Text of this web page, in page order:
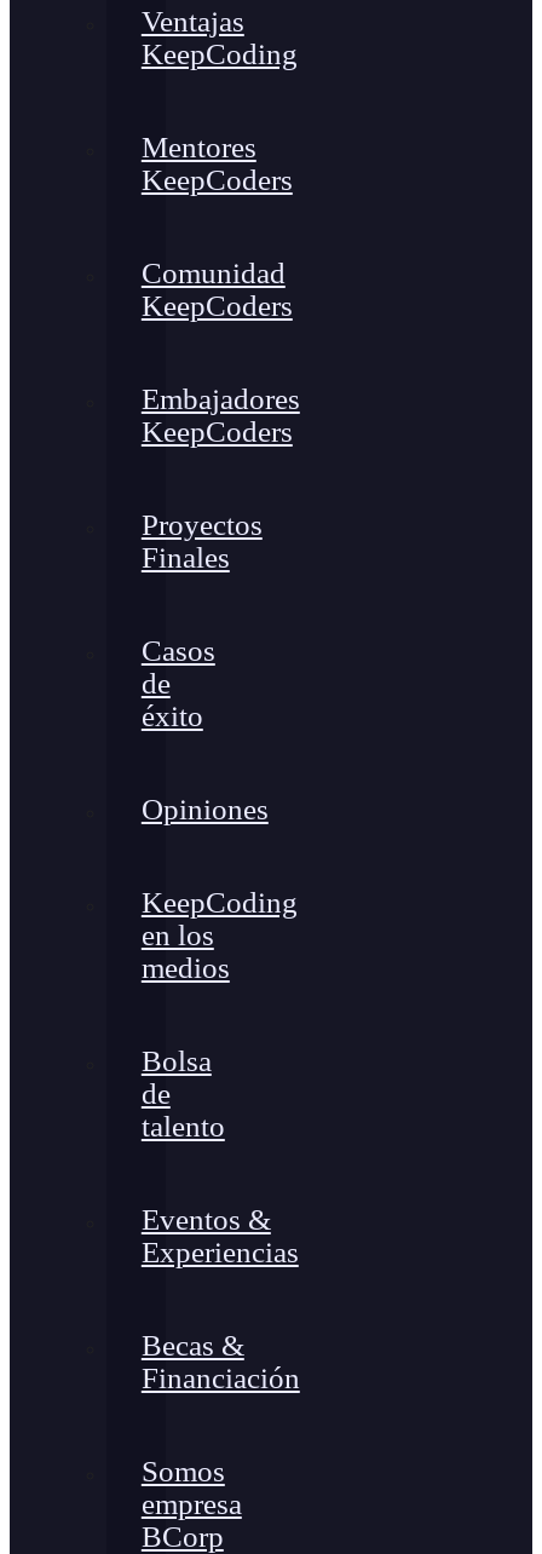
Ventajas
KeepCoding
Mentores
KeepCoders
Comunidad
KeepCoders
Embajadores
KeepCoders
Proyectos
Finales
Casos
de
éxito
Opiniones
KeepCoding
en los
medios
Bolsa
de
talento
Eventos &
Experiencias
Becas &
Financiación
Somos
empresa
BCorp